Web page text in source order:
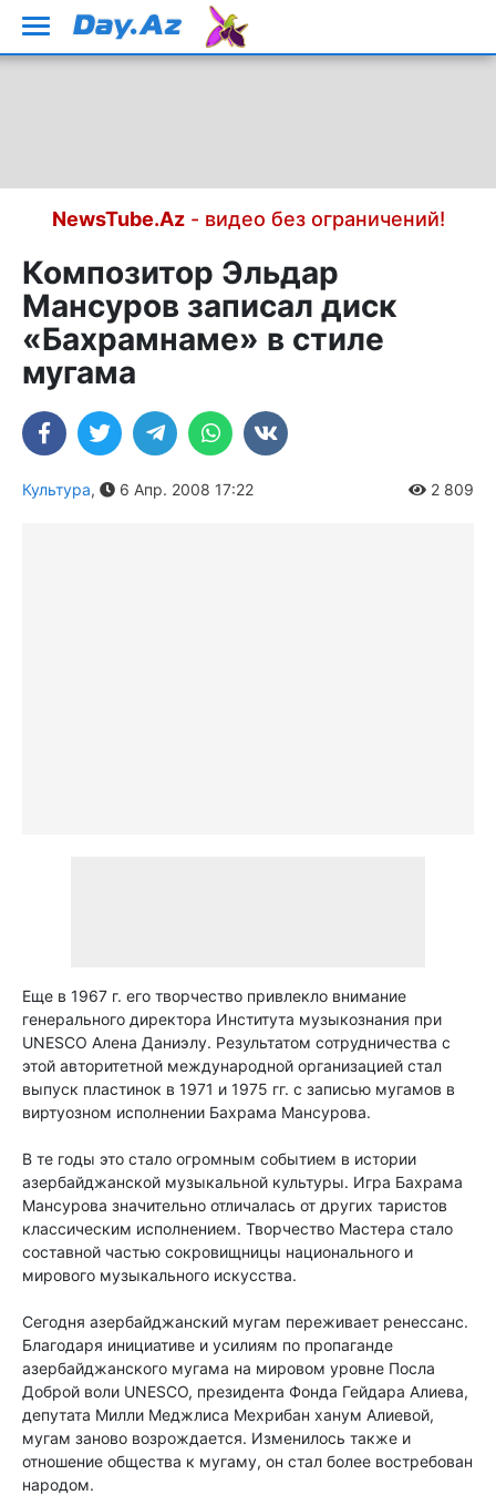
NewsTube.Az- видео без ограничений!
Композитор Эльдар
Мансуров записал диск
«Бахрамнаме» в стиле
мугама
Культура, 6 Апр. 2008 17:22 2 809
Еще в 1967 г. его творчество привлекло внимание
генерального директора Института музыкознания при
UNESCO Алена Даниэлу. Результатом сотрудничества с
этой авторитетной международной организацией стал
выпуск пластинок в 1971 и 1975 гг. с записью мугамов в
виртуозном исполнении Бахрама Мансурова.
В те годы это стало огромным событием в истории
азербайджанской музыкальной культуры. Игра Бахрама
Мансурова значительно отличалась от других таристов
классическим исполнением. Творчество Мастера стало
составной частью сокровищницы национального и
мирового музыкального искусства.
Сегодня азербайджанский мугам переживает ренессанс.
Благодаря инициативе и усилиям по пропаганде
азербайджанского мугама на мировом уровне Посла
Доброй воли UNESCO, президента Фонда Гейдара Алиева,
депутата Милли Меджлиса Мехрибан ханум Aлиeвой,
мугам заново возрождается. Изменилось также и
отношение общества к мугаму, он стал более востребован
народом.